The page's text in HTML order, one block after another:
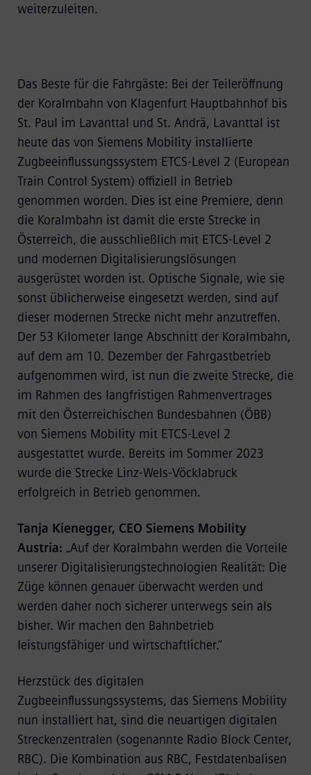
weiterzuleiten.
Das Beste für die Fahrgäste: Bei der Teileröffnung
der Koralmbahn von Klagenfurt Hauptbahnhof bis
St. Paul im Lavanttal und St. Andrä, Lavanttal ist
heute das von Siemens Mobility installierte
Zugbeeinflussungssystem ETCS-Level 2 (European
Train Control System) offiziell in Betrieb
genommen worden. Dies ist eine Premiere, denn
die Koralmbahn ist damit die erste Strecke in
Österreich, die ausschließlich mit ETCS-Level 2
und modernen Digitalisierungslösungen
ausgerüstet worden ist. Optische Signale, wie sie
sonst üblicherweise eingesetzt werden, sind auf
dieser modernen Strecke nicht mehr anzutreffen.
Der 53 Kilometer lange Abschnitt der Koralmbahn,
auf dem am 10. Dezember der Fahrgastbetrieb
aufgenommen wird, ist nun die zweite Strecke, die
im Rahmen des langfristigen Rahmenvertrages
mit den Österreichischen Bundesbahnen (ÖBB)
von Siemens Mobility mit ETCS-Level 2
ausgestattet wurde. Bereits im Sommer 2023
wurde die Strecke Linz-Wels-Vöcklabruck
erfolgreich in Betrieb genommen.
Tanja Kienegger, CEO Siemens Mobility
Austria: „Auf der Koralmbahn werden die Vorteile
unserer Digitalisierungstechnologien Realität: Die
Züge können genauer überwacht werden und
werden daher noch sicherer unterwegs sein als
bisher. Wir machen den Bahnbetrieb
leistungsfähiger und wirtschaftlicher.“
Herzstück des digitalen
Zugbeeinflussungssystems, das Siemens Mobility
nun installiert hat, sind die neuartigen digitalen
Streckenzentralen (sogenannte Radio Block Center,
RBC). Die Kombination aus RBC, Festdatenbalisen